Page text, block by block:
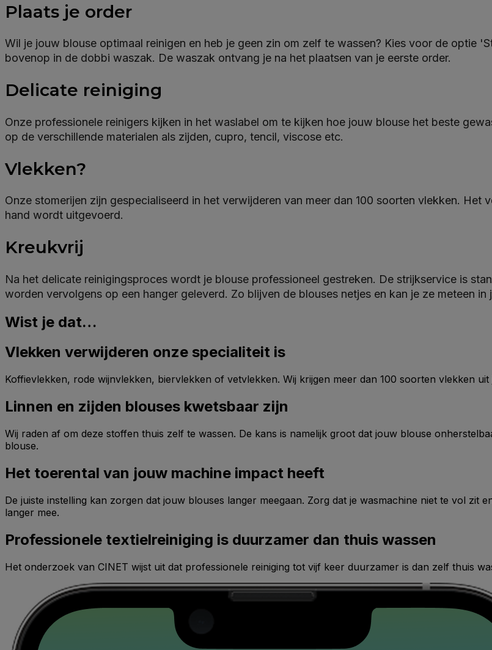
Plaats je order
Wil je jouw blouse optimaal reinigen en heb je geen zin om zelf te wassen? Kies voor de optie
bovenop in de dobbi waszak. De waszak ontvang je na het plaatsen van je eerste order.
Delicate reiniging
Onze professionele reinigers kijken in het waslabel om te kijken hoe jouw blouse het beste
op de verschillende materialen als zijden, cupro, tencil, viscose etc.
Vlekken?
Onze stomerijen zijn gespecialiseerd in het verwijderen van meer dan 100 soorten vlekken.
hand wordt uitgevoerd.
Kreukvrij
Na het delicate reinigingsproces wordt je blouse professioneel gestreken. De strijkservice is
worden vervolgens op een hanger geleverd. Zo blijven de blouses netjes en kan je ze meteen in
Wist je dat…
Vlekken verwijderen onze specialiteit is
Koffievlekken, rode wijnvlekken, biervlekken of vetvlekken. Wij krijgen meer dan 100 soorten vlekken
Linnen en zijden blouses kwetsbaar zijn
Wij raden af om deze stoffen thuis zelf te wassen. De kans is namelijk groot dat jouw blouse
blouse.
Het toerental van jouw machine impact heeft
De juiste instelling kan zorgen dat jouw blouses langer meegaan. Zorg dat je wasmachine niet te vol zit
langer mee.
Professionele textielreiniging is duurzamer dan thuis wassen
Het onderzoek van CINET wijst uit dat professionele reiniging tot vijf keer duurzamer is dan zelf thuis